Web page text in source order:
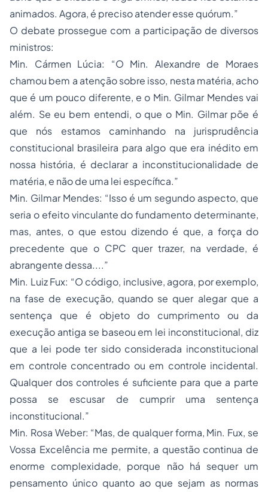
animados. Agora, é preciso atender esse quórum.”
O debate prossegue com a participação de diversos
ministros:
Min. Cármen Lúcia: “O Min. Alexandre de Moraes
chamou bem a atenção sobre isso, nesta matéria, acho
que é um pouco diferente, e o Min. Gilmar Mendes vai
além. Se eu bem entendi, o que o Min. Gilmar põe é
que nós estamos caminhando na jurisprudência
constitucional brasileira para algo que era inédito em
nossa história, é declarar a inconstitucionalidade de
matéria, e não de uma lei específica.”
Min. Gilmar Mendes: “Isso é um segundo aspecto, que
seria o efeito vinculante do fundamento determinante,
mas, antes, o que estou dizendo é que, a força do
precedente que o CPC quer trazer, na verdade, é
abrangente dessa....”
Min. Luiz Fux: “O código, inclusive, agora, por exemplo,
na fase de execução, quando se quer alegar que a
sentença que é objeto do cumprimento ou da
execução antiga se baseou em lei inconstitucional, diz
que a lei pode ter sido considerada inconstitucional
em controle concentrado ou em controle incidental.
Qualquer dos controles é suficiente para que a parte
possa se escusar de cumprir uma sentença
inconstitucional.”
Min. Rosa Weber: “Mas, de qualquer forma, Min. Fux, se
Vossa Excelência me permite, a questão continua de
enorme complexidade, porque não há sequer um
pensamento único quanto ao que sejam as normas